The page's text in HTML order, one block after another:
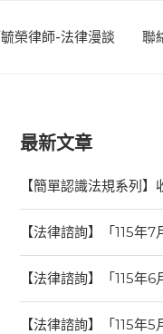
榮律師-法律漫談 聯
最新文章
【簡單認識法規系列
【法律諮詢】「115年
【法律諮詢】「115年
【法律諮詢】「115年